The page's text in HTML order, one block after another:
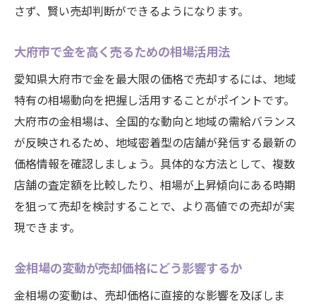
さず、賢い売却判断ができるようになります。
大府市で金を高く売るための相場活用法
愛知県大府市で金を最大限の価格で売却するには、地域
特有の相場動向を把握し活用することがポイントです。
大府市の金相場は、全国的な動向と地域の需給バランス
が反映されるため、地域密着型の店舗が発信する最新の
価格情報を確認しましょう。具体的な方法として、複数
店舗の査定額を比較したり、相場が上昇傾向にある時期
を狙って売却を検討することで、より高値での売却が実
現できます。
金相場の変動が売却価格にどう影響するか
金相場の変動は、売却価格に直接的な影響を及ぼしま